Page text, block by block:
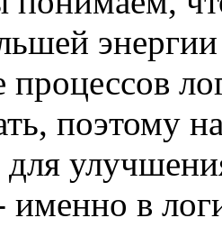
поэтому
для
именно в